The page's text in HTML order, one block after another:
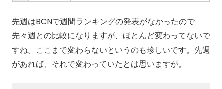
先週はBCNで週間ランキングの発表がなかったので
先々週との比較になりますが、ほとんど変わってないで
すね。ここまで変わらないというのも珍しいです。先週
があれば、それで変わっていたとは思いますが。